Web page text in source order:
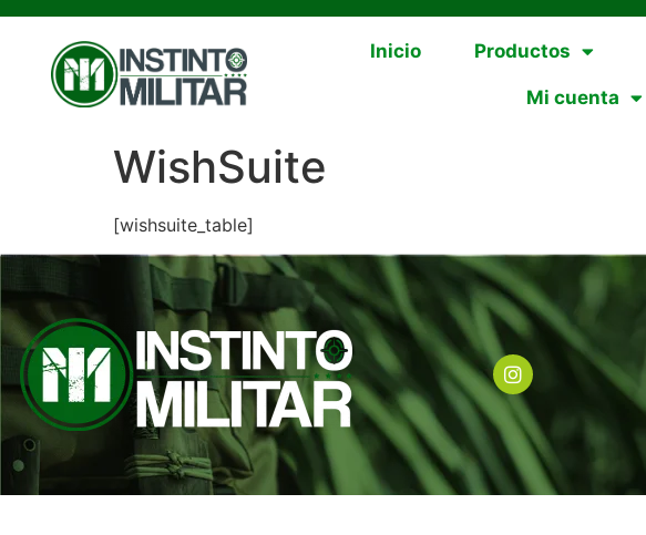
Inicio Productos
Mi cuenta
WishSuite
[wishsuite_table]